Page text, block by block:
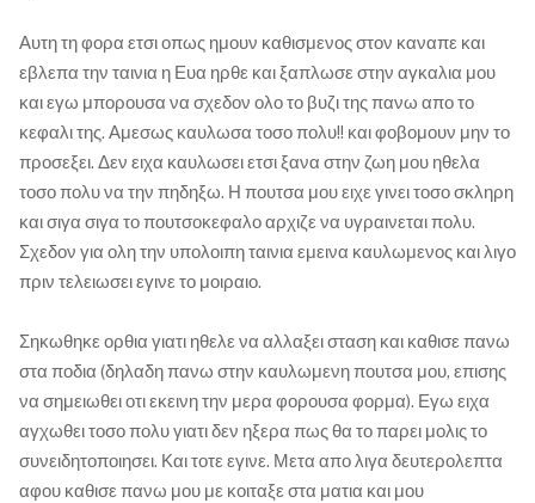
Αυτη τη φορα ετσι οπως ημουν καθισμενος στον καναπε και
εβλεπα την ταινια η Ευα ηρθε και ξαπλωσε στην αγκαλια μου
και εγω μπορουσα να σχεδον ολο το βυζι της πανω απο το
κεφαλι της. Αμεσως καυλωσα τοσο πολυ!! και φοβομουν μην το
προσεξει. Δεν ειχα καυλωσει ετσι ξανα στην ζωη μου ηθελα
τοσο πολυ να την πηδηξω. Η πουτσα μου ειχε γινει τοσο σκληρη
και σιγα σιγα το πουτσοκεφαλο αρχιζε να υγραινεται πολυ.
Σχεδον για ολη την υπολοιπη ταινια εμεινα καυλωμενος και λιγο
πριν τελειωσει εγινε το μοιραιο.
Σηκωθηκε ορθια γιατι ηθελε να αλλαξει σταση και καθισε πανω
στα ποδια (δηλαδη πανω στην καυλωμενη πουτσα μου, επισης
να σημειωθει οτι εκεινη την μερα φορουσα φορμα). Εγω ειχα
αγχωθει τοσο πολυ γιατι δεν ηξερα πως θα το παρει μολις το
συνειδητοποιησει. Και τοτε εγινε. Μετα απο λιγα δευτερολεπτα
αφου καθισε πανω μου με κοιταξε στα ματια και μου